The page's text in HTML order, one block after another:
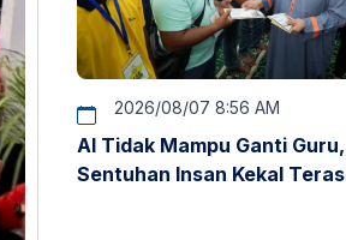
2026/08/07 8:56 AM
AI Tidak Mampu Ganti Guru,
Sentuhan Insan Kekal Teras